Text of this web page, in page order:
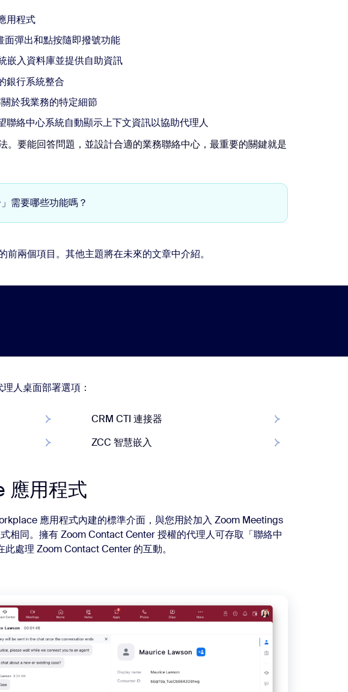
用程式
面彈出和點按隨即撥號功能
嵌入資料庫並提供自助資訊
銀行系統整合
於我業務的特定細節
聯絡中心系統自動顯示上下文資訊以協助代理人
。要能回答問題，並設計合適的業務聯絡中心，最重要的關鍵就是
需要哪些功能嗎？
兩個項目。其他主題將在未來的文章中介紹。
人桌面部署選項：
CRM CTI 連接器
CRM CTI 連接器
ZCC 智慧嵌入
ZCC 智慧嵌入
應用程式
應用程式內建的標準介面，與您用於加入 Zoom Meetings
相同。擁有 Zoom Contact Center 授權的代理人可存取「聯絡中
處理 Zoom Contact Center 的互動。